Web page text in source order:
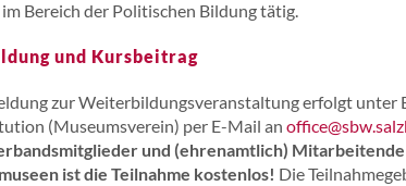
Bereich der Politischen Bildung tätig.
und Kursbeitrag
zur Weiterbildungsveranstaltung erfolgt unter
(Museumsverein) per E-Mail an
und (ehrenamtlich)
ist die Teilnahme kostenlos! Die